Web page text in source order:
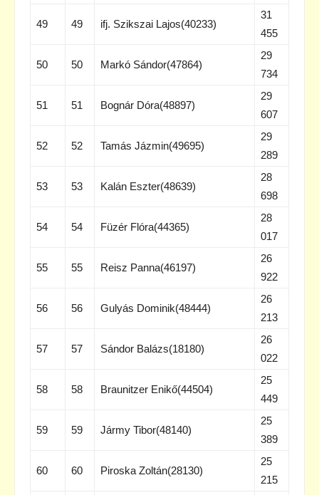
49 49 ifj. Szikszai Lajos(40233)
31
455
50 50 Markó Sándor(47864)
29
734
51 51 Bognár Dóra(48897)
29
607
52 52 Tamás Jázmin(49695)
29
289
53 53 Kalán Eszter(48639)
28
698
54 54 Füzér Flóra(44365)
28
017
55 55 Reisz Panna(46197)
26
922
56 56 Gulyás Dominik(48444)
26
213
57 57 Sándor Balázs(18180)
26
022
58 58 Braunitzer Enikő(44504)
25
449
59 59 Jármy Tibor(48140)
25
389
60 60 Piroska Zoltán(28130)
25
215